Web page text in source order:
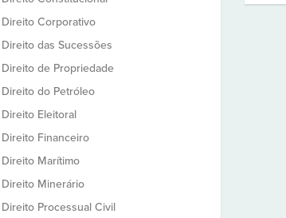
Direito Corporativo
Direito das Sucessões
Direito de Propriedade
Direito do Petróleo
Direito Eleitoral
Direito Financeiro
Direito Marítimo
Direito Minerário
Direito Processual Civil